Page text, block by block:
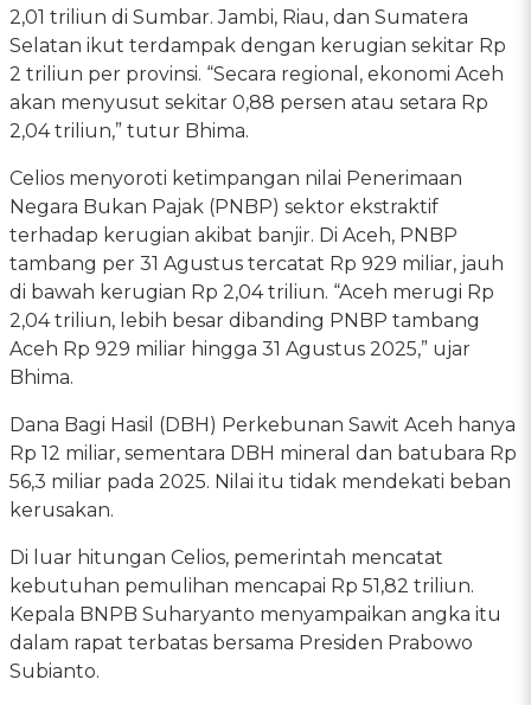
2,01 triliun di Sumbar. Jambi, Riau, dan Sumatera
Selatan ikut terdampak dengan kerugian sekitar Rp
2 triliun per provinsi. “Secara regional, ekonomi Aceh
akan menyusut sekitar 0,88 persen atau setara Rp
2,04 triliun,” tutur Bhima.
Celios menyoroti ketimpangan nilai Penerimaan
Negara Bukan Pajak (PNBP) sektor ekstraktif
terhadap kerugian akibat banjir. Di Aceh, PNBP
tambang per 31 Agustus tercatat Rp 929 miliar, jauh
di bawah kerugian Rp 2,04 triliun. “Aceh merugi Rp
2,04 triliun, lebih besar dibanding PNBP tambang
Aceh Rp 929 miliar hingga 31 Agustus 2025,” ujar
Bhima.
Dana Bagi Hasil (DBH) Perkebunan Sawit Aceh hanya
Rp 12 miliar, sementara DBH mineral dan batubara Rp
56,3 miliar pada 2025. Nilai itu tidak mendekati beban
kerusakan.
Di luar hitungan Celios, pemerintah mencatat
kebutuhan pemulihan mencapai Rp 51,82 triliun.
Kepala BNPB Suharyanto menyampaikan angka itu
dalam rapat terbatas bersama Presiden Prabowo
Subianto.